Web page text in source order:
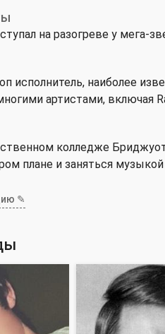
на разогреве у мега-
исполнитель, наиболее
артистами, включая
колледже
плане и заняться музыкой
✎